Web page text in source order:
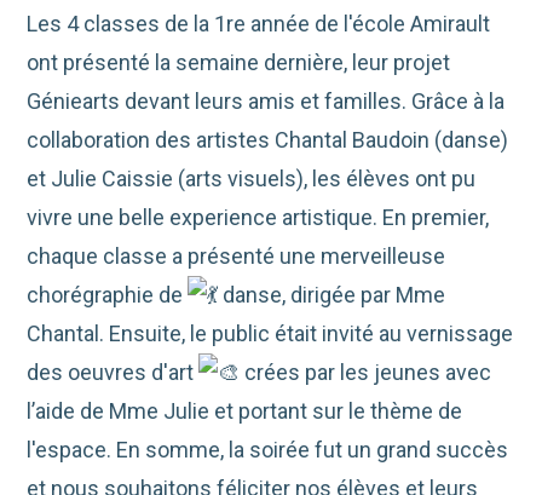
Les 4 classes de la 1re année de l'école Amirault
ont présenté la semaine dernière, leur projet
Géniearts devant leurs amis et familles. Grâce à la
collaboration des artistes Chantal Baudoin (danse)
et Julie Caissie (arts visuels), les élèves ont pu
vivre une belle experience artistique. En premier,
chaque classe a présenté une merveilleuse
chorégraphie de
danse, dirigée par Mme
Chantal. Ensuite, le public était invité au vernissage
des oeuvres d'art
crées par les jeunes avec
l’aide de Mme Julie et portant sur le thème de
l'espace. En somme, la soirée fut un grand succès
et nous souhaitons féliciter nos élèves et leurs